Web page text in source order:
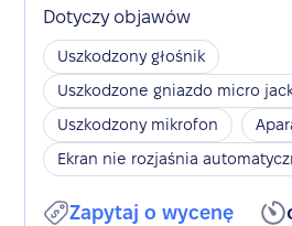
Dotyczy objawów
Uszkodzony głośnik
Uszkodzone gniazdo micro
Uszkodzony mikrofon
Ekran nie rozjaśnia
Zapytaj o wycenę